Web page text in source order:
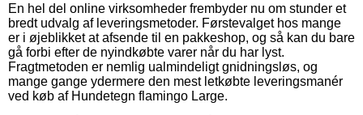
En hel del online virksomheder frembyder nu om stunder et
bredt udvalg af leveringsmetoder. Førstevalget hos mange
er i øjeblikket at afsende til en pakkeshop, og så kan du bare
gå forbi efter de nyindkøbte varer når du har lyst.
Fragtmetoden er nemlig ualmindeligt gnidningsløs, og
mange gange ydermere den mest letkøbte leveringsmanér
ved køb af Hundetegn flamingo Large.